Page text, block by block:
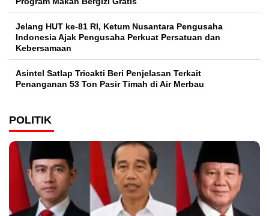
Jelang HUT ke-81 RI, Ketum Nusantara Pengusaha
Indonesia Ajak Pengusaha Perkuat Persatuan dan
Kebersamaan
Asintel Satlap Tricakti Beri Penjelasan Terkait
Penanganan 53 Ton Pasir Timah di Air Merbau
POLITIK